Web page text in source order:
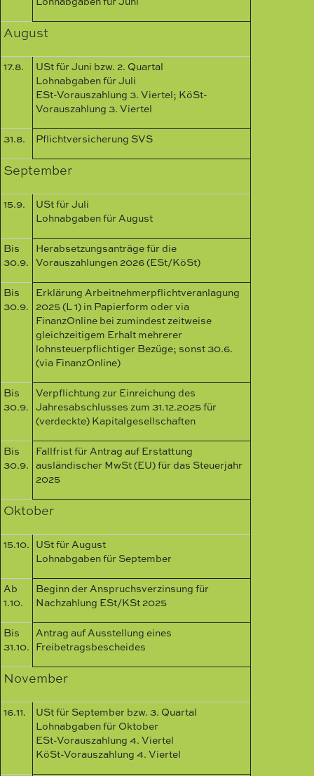
August
17.8.
USt für Juni bzw. 2. Quartal
Lohnabgaben für Juli
ESt-Vorauszahlung 3. Viertel; KöSt-
Vorauszahlung 3. Viertel
31.8. Pflichtversicherung SVS
September
15.9.
USt für Juli
Lohnabgaben für August
Bis
30.9.
Herabsetzungsanträge für die
Vorauszahlungen 2026 (ESt/KöSt)
Bis
30.9.
Erklärung Arbeitnehmerpflichtveranlagung
2025 (L 1) in Papierform oder via
FinanzOnline bei zumindest zeitweise
gleichzeitigem Erhalt mehrerer
lohnsteuerpflichtiger Bezüge; sonst 30.6.
(via FinanzOnline)
Bis
30.9.
Verpflichtung zur Einreichung des
Jahresabschlusses zum 31.12.2025 für
(verdeckte) Kapitalgesellschaften
Bis
30.9.
Fallfrist für Antrag auf Erstattung
ausländischer MwSt (EU) für das Steuerjahr
2025
Oktober
15.10. USt für August
Lohnabgaben für September
Ab
1.10.
Beginn der Anspruchsverzinsung für
Nachzahlung ESt/KSt 2025
Bis
31.10.
Antrag auf Ausstellung eines
Freibetragsbescheides
November
16.11.
USt für September bzw. 3. Quartal
Lohnabgaben für Oktober
ESt-Vorauszahlung 4. Viertel
KöSt-Vorauszahlung 4. Viertel